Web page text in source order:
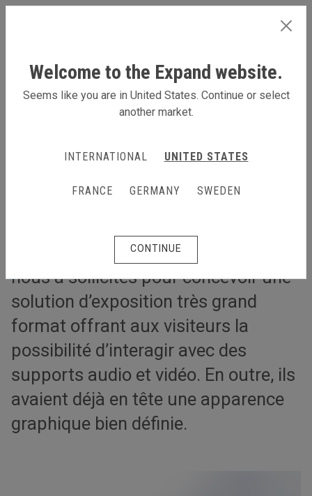
Une solution événementielle avec porte-écrans intégrés
Une solution événementielle
outils informatiques aux entreprises,
nous a sollicités pour concevoir une
solution d’exposition très grand
format offrant aux visiteurs la
possibilité d’interagir avec des
supports audio et vidéo. En outre, ils
avaient déjà en tête une apparence
graphique bien définie.
Welcome to the Expand website.
Seems like you are in United States. Continue or select
another market.
INTERNATIONAL UNITED STATES
FRANCE GERMANY SWEDEN
CONTINUE